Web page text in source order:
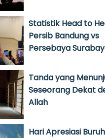
Statistik Head to
Persib Bandung vs
Persebaya
Tanda yang
Seseorang Dekat
Allah
Hari Apresiasi